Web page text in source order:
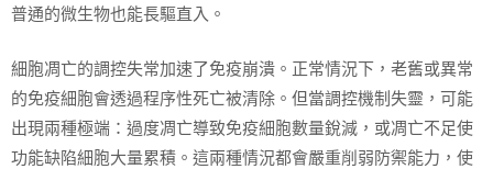
普通的微生物也能長驅直入。
細胞凋亡的調控失常加速了免疫崩潰。正常情況下，老舊或異常
的免疫細胞會透過程序性死亡被清除。但當調控機制失靈，可能
出現兩種極端：過度凋亡導致免疫細胞數量銳減，或凋亡不足使
功能缺陷細胞大量累積。這兩種情況都會嚴重削弱防禦能力，使